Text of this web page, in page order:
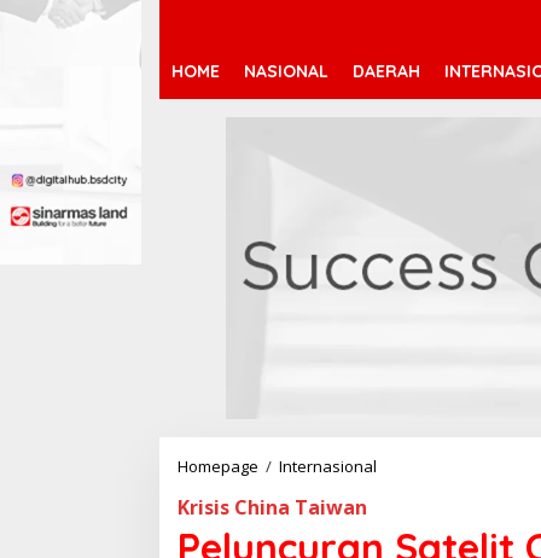
HOME NASIONAL DAERAH
Homepage / Internasional
n
Krisis China Taiwan
Peluncuran Satelit